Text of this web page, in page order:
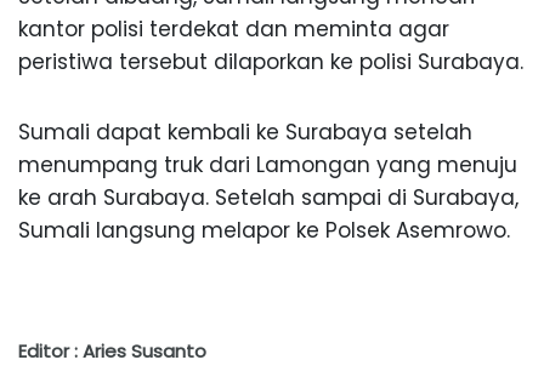
kantor polisi terdekat dan meminta agar
peristiwa tersebut dilaporkan ke polisi Surabaya.
Sumali dapat kembali ke Surabaya setelah
menumpang truk dari Lamongan yang menuju
ke arah Surabaya. Setelah sampai di Surabaya,
Sumali langsung melapor ke Polsek Asemrowo.
Editor : Aries Susanto